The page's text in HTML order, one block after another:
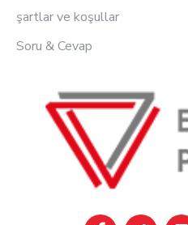
şartlar ve koşullar
Soru & Cevap